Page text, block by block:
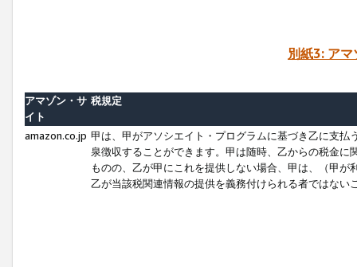
別紙3: ア
アマゾン・サ
イト
税規定
amazon.co.jp 甲は、甲がアソシエイト・プログラムに基づき乙に支
泉徴収することができます。甲は随時、乙からの税金
ものの、乙が甲にこれを提供しない場合、甲は、（甲
乙が当該税関連情報の提供を義務付けられる者ではな